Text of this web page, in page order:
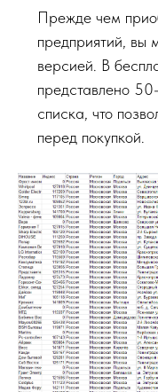
Прежде чем
предприятий, вы
версией. В
представлено
списка, что
перед покупкой.